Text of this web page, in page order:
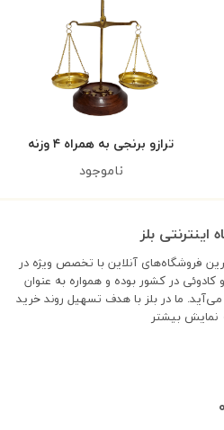
ترازو برنجی به همراه ۴ وزنه
ناموجود
اینترنتی بلز
فروشگاه‌های آنلاین با تخصص ویژه در
در کشور بوده و همواره به عنوان
می‌آید. ما در بلز با هدف تسهیل روند خرید
نمایش بیشتر